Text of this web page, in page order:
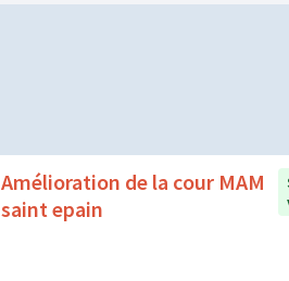
Amélioration de la cour MAM
saint epain